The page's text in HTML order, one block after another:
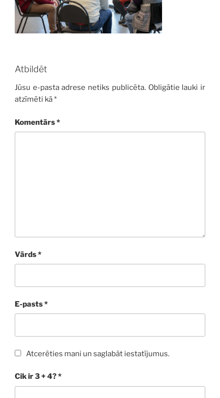
Atbildēt
Jūsu e-pasta adrese netiks publicēta. Obligātie lauki ir
atzīmēti kā*
Komentārs*
Vārds*
E-pasts*
Atcerēties mani un saglabāt iestatījumus.
Cik ir 3 + 4?*